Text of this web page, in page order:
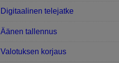
Digitaalinen telejatke
Äänen tallennus
Valotuksen korjaus